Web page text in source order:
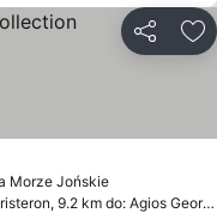
Morze JońskieWyświetl
ceny
9.2 km do: Agios